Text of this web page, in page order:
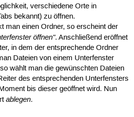
verschiedene Orte in
bekannt) zu öffnen.
man einen Ordner, so erscheint der
öffnen". Anschließend eröffnet
in dem der entsprechende Ordner
Dateien von einem Unterfenster
wählt man die gewünschten Dateien
des entsprechenden Unterfensters
bis dieser geöffnet wird. Nun
ablegen.